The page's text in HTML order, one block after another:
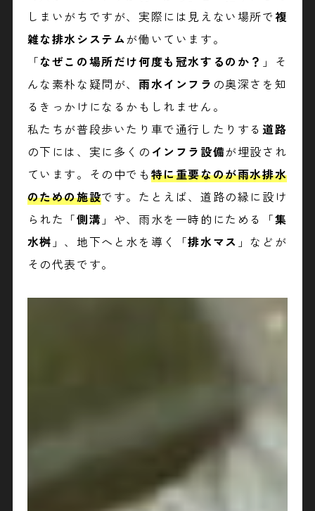
しまいがちですが、実際には見えない場所で複
雑な排水システムが働いています。
「なぜこの場所だけ何度も冠水するのか？ 」そ
んな素朴な疑問が、 雨水インフラ の奥深さを知
るきっかけになるかもしれません。
私たちが普段歩いたり車で通行したりする 道路
の下には、実に多くの インフラ設備が埋設され
ています。その中でも 特に重要なのが雨水排水
のための施設です。たとえば、道路の縁に設け
られた「側溝 」や、雨水を一時的にためる「集
水桝 」、地下へと水を導く「排水マス 」などが
その代表です。